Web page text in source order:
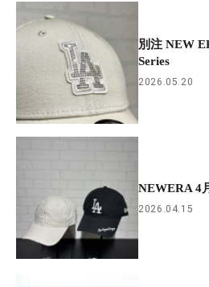
別注 NEW
Series
2026.05.20
NEWERA 4
2026.04.15